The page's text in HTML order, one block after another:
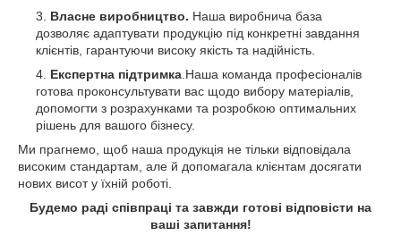
Власне виробництво. Наша виробнича база
дозволяє адаптувати продукцію під конкретні завдання
клієнтів, гарантуючи високу якість та надійність.
Експертна підтримка .Наша команда професіоналів
готова проконсультувати вас щодо вибору матеріалів,
допомогти з розрахунками та розробкою оптимальних
рішень для вашого бізнесу.
Ми прагнемо, щоб наша продукція не тільки відповідала
високим стандартам, але й допомагала клієнтам досягати
нових висот у їхній роботі.
Будемо раді співпраці та завжди готові відповісти на
ваші запитання!